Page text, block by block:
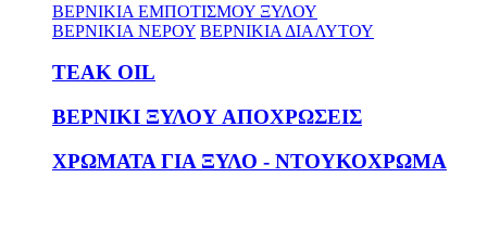
ΒΕΡΝΙΚΙΑ ΕΜΠΟΤΙΣΜΟΥ ΞΥΛΟΥ
ΒΕΡΝΙΚΙΑ ΝΕΡΟΥ ΒΕΡΝΙΚΙΑ ΔΙΑΛΥΤΟΥ
TEAK OIL
ΒΕΡΝΙΚΙ ΞΥΛΟΥ ΑΠΟΧΡΩΣΕΙΣ
ΧΡΩΜΑΤΑ ΓΙΑ ΞΥΛΟ - ΝΤΟΥΚΟΧΡΩΜΑ